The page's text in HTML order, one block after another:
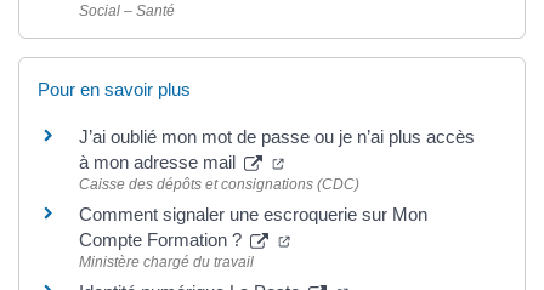
Social – Santé
Pour en savoir plus
J’ai oublié mon mot de passe ou je n’ai plus accès
à mon adresse mail
Caisse des dépôts et consignations (CDC)
Comment signaler une escroquerie sur Mon
Compte Formation ?
Ministère chargé du travail